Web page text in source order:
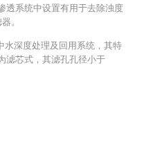
透系统中设置有用于去除浊度
。
水深度处理及回用系统，其特
滤芯式，其滤孔孔径小于